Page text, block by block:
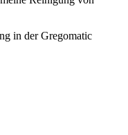
in der Gregomatic